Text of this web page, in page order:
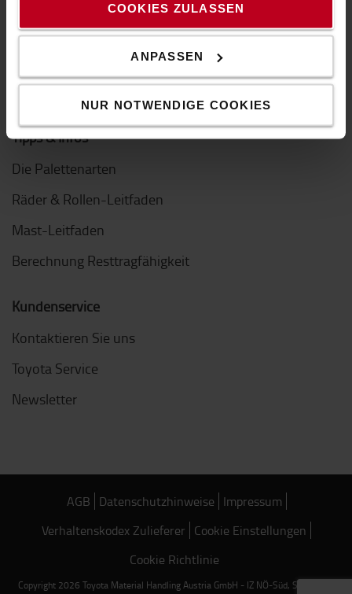
COOKIES ZULASSEN
ANPASSEN
NUR NOTWENDIGE COOKIES
Toyota Produktionssystem (TPS)
Verhaltenskodex
Tipps & Infos
Die Palettenarten
Räder & Rollen-Leitfaden
Mast-Leitfaden
Berechnung Resttragfähigkeit
Kundenservice
Kontaktieren Sie uns
Toyota Service
Newsletter
AGB Datenschutzhinweise Impressum
Verhaltenskodex Zulieferer Cookie Einstellungen
Cookie Richtlinie
Copyright 2026 Toyota Material Handling Austria GmbH - IZ NÖ-Süd, Straße 18,